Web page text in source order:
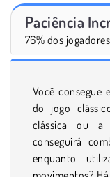
Paciência
76% dos
Você consegue
do jogo
clássica ou a
conseguirá
enquanto